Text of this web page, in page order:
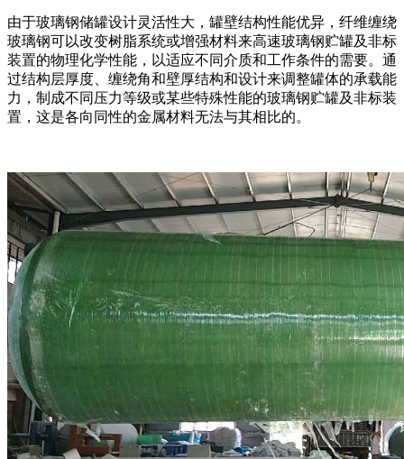
由于玻璃钢储罐设计灵活性大，罐壁结构性能优异，纤维缠绕
玻璃钢可以改变树脂系统或增强材料来高速玻璃钢贮罐及非标
装置的物理化学性能，以适应不同介质和工作条件的需要。通
过结构层厚度、缠绕角和壁厚结构和设计来调整罐体的承载能
力，制成不同压力等级或某些特殊性能的玻璃钢贮罐及非标装
置，这是各向同性的金属材料无法与其相比的。